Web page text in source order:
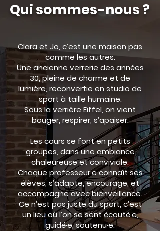
Qui sommes-nous ?
Clara et Jo, c’est une maison pas
comme les autres.
Une ancienne verrerie des années
30, pleine de charme et de
lumière, reconvertie en studio de
sport à taille humaine.
Sous la verrière Eiffel, on vient
bouger, respirer, s’apaiser.
Les cours se font en petits
groupes, dans une ambiance
chaleureuse et conviviale.
Chaque professeur·e connaît ses
élèves, s’adapte, encourage, et
accompagne avec bienveillance.
Ce n’est pas juste du sport, c’est
un lieu où l’on se sent écouté·e,
guidé·e, soutenu·e.